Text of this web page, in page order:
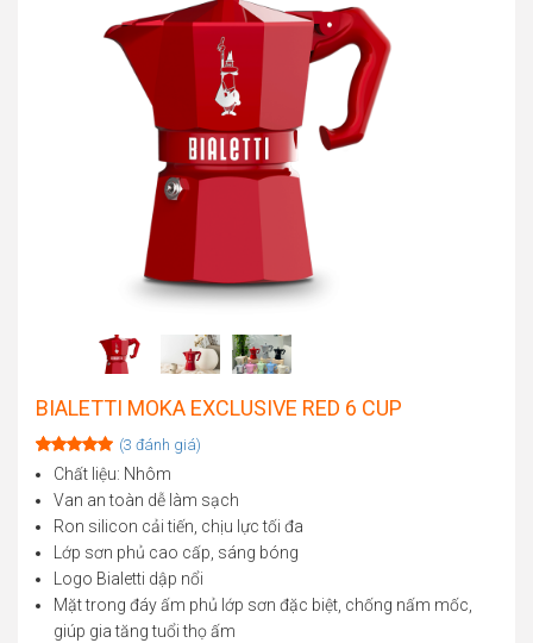
BIALETTI MOKA EXCLUSIVE RED 6 CUP
Rated5.00
based on
3
customer
ratings
(3 đánh giá)
Chất liệu: Nhôm
Van an toàn dễ làm sạch
Ron silicon cải tiến, chịu lực tối đa
Lớp sơn phủ cao cấp, sáng bóng
Logo Bialetti dập nổi
Mặt trong đáy ấm phủ lớp sơn đặc biệt, chống nấm mốc,
giúp gia tăng tuổi thọ ấm